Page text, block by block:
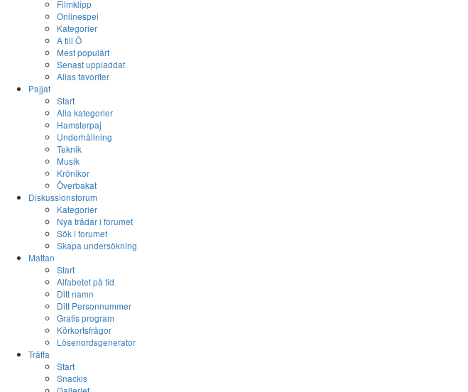
Filmklipp
Onlinespel
Kategorier
A till Ö
Mest populärt
Senast uppladdat
Allas favoriter
Pajjat
Start
Alla kategorier
Hamsterpaj
Underhållning
Teknik
Musik
Krönikor
Överbakat
Diskussionsforum
Kategorier
Nya trådar i forumet
Sök i forumet
Skapa undersökning
Mattan
Start
Alfabetet på tid
Ditt namn
Ditt Personnummer
Gratis program
Körkortsfrågor
Lösenordsgenerator
Träffa
Start
Snackis